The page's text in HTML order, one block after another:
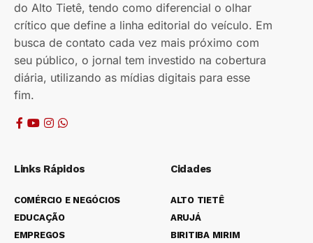
do Alto Tietê, tendo como diferencial o olhar
crítico que define a linha editorial do veículo. Em
busca de contato cada vez mais próximo com
seu público, o jornal tem investido na cobertura
diária, utilizando as mídias digitais para esse
fim.
Links Rápidos
COMÉRCIO E NEGÓCIOS
EDUCAÇÃO
EMPREGOS
Cidades
ALTO TIETÊ
ARUJÁ
BIRITIBA MIRIM